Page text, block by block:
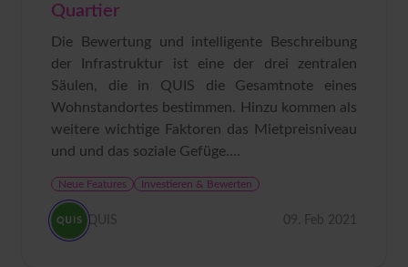
Quartier
Die Bewertung und intelligente Beschreibung
der Infrastruktur ist eine der drei zentralen
Säulen, die in QUIS die Gesamtnote eines
Wohnstandortes bestimmen. Hinzu kommen als
weitere wichtige Faktoren das Mietpreisniveau
und und das soziale Gefüge....
Neue Features Investieren & Bewerten
QUIS 09. Feb 2021